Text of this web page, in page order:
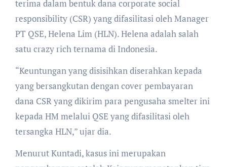
terima dalam bentuk dana corporate social
responsibility (CSR) yang difasilitasi oleh Manager
PT QSE, Helena Lim (HLN). Helena adalah salah
satu crazy rich ternama di Indonesia.
“Keuntungan yang disisihkan diserahkan kepada
yang bersangkutan dengan cover pembayaran
dana CSR yang dikirim para pengusaha smelter ini
kepada HM melalui QSE yang difasilitasi oleh
tersangka HLN,” ujar dia.
Menurut Kuntadi, kasus ini merupakan